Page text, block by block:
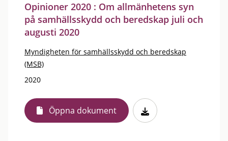
Opinioner 2020 : Om allmänhetens syn
på samhällsskydd och beredskap juli och
augusti 2020
Myndigheten för samhällsskydd och beredskap
(MSB)
2020
Öppna dokument